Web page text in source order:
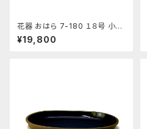
花器 おはら 7-180 １８号 小判
水盤 花瓶 フラワーベース 水盤
¥19,800